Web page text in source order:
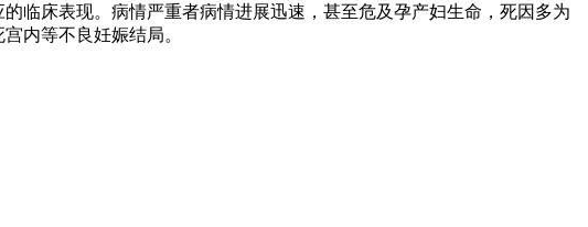
临床表现。病情严重者病情进展迅速，甚至危及孕产妇生命，死因多为
内等不良妊娠结局。